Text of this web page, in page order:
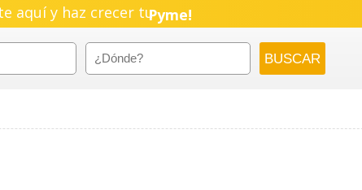
aquí y haz crecer tuPyme!
Emprendimiento!